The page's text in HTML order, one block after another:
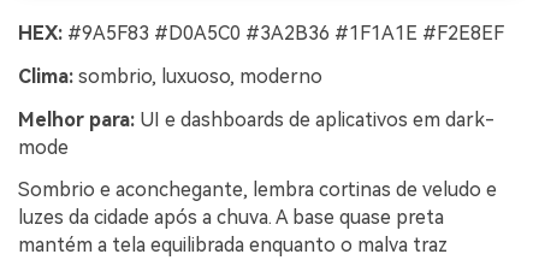
HEX: #9A5F83 #D0A5C0 #3A2B36 #1F1A1E #F2E8EF
Clima: sombrio, luxuoso, moderno
Melhor para: UI e dashboards de aplicativos em dark-
mode
Sombrio e aconchegante, lembra cortinas de veludo e
luzes da cidade após a chuva. A base quase preta
mantém a tela equilibrada enquanto o malva traz